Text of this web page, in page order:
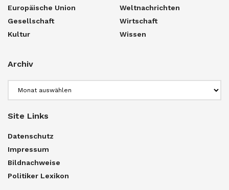
Europäische Union
Gesellschaft
Kultur
Weltnachrichten
Wirtschaft
Wissen
Archiv
Site Links
Datenschutz
Impressum
Bildnachweise
Politiker Lexikon